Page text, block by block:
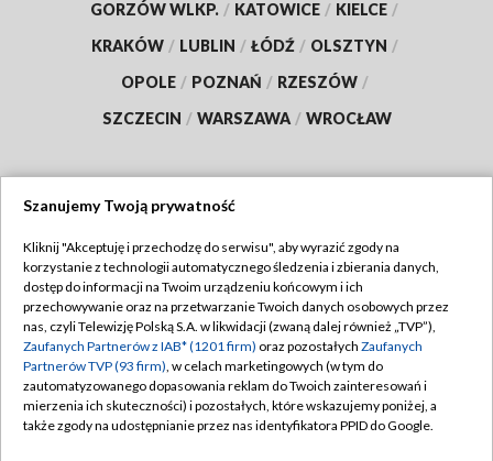
GORZÓW WLKP. / KATOWICE / KIELCE /
KRAKÓW / LUBLIN / ŁÓDŹ / OLSZTYN /
OPOLE / POZNAŃ / RZESZÓW /
SZCZECIN / WARSZAWA / WROCŁAW
TVP
Abonament TVP
Emisja w TVP
Centrum informacji TVP
Naziemna Telewizja Cyfrowa
Regulamin TVP
Polityka prywatności
Moje zgody
Pomoc
Szanujemy Twoją prywatność
Kliknij "Akceptuję i przechodzę do serwisu", aby wyrazić zgody na
korzystanie z technologii automatycznego śledzenia i zbierania danych,
dostęp do informacji na Twoim urządzeniu końcowym i ich
przechowywanie oraz na przetwarzanie Twoich danych osobowych przez
nas, czyli Telewizję Polską S.A. w likwidacji (zwaną dalej również „TVP”),
Zaufanych Partnerów z IAB* (1201 firm) oraz pozostałych Zaufanych
Partnerów TVP (93 firm), w celach marketingowych (w tym do
zautomatyzowanego dopasowania reklam do Twoich zainteresowań i
mierzenia ich skuteczności) i pozostałych, które wskazujemy poniżej, a
także zgody na udostępnianie przez nas identyfikatora PPID do Google.